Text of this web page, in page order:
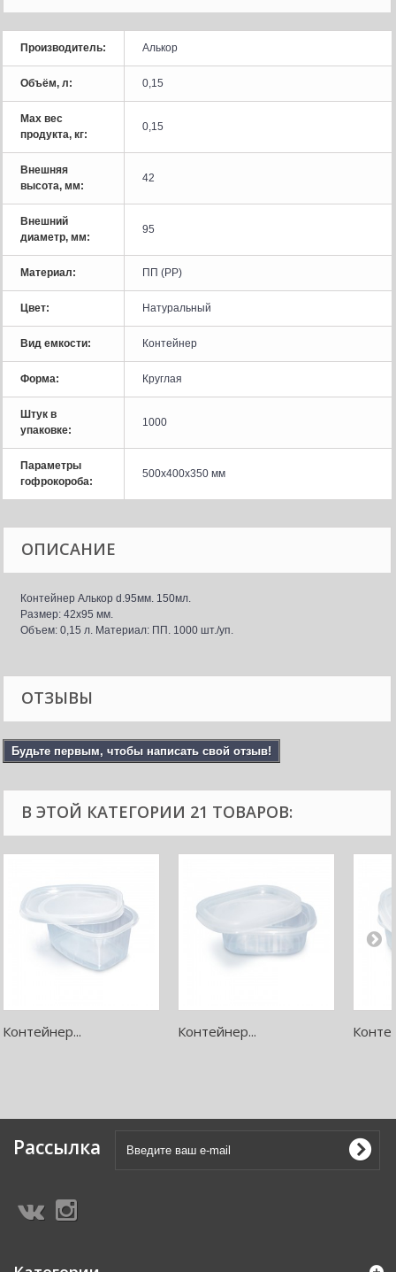
Производитель: Алькор
Объём, л: 0,15
Мах вес
продукта, кг:
0,15
Внешняя
высота, мм:
42
Внешний
диаметр, мм:
95
Материал: ПП (PP)
Цвет: Натуральный
Вид емкости: Контейнер
Форма: Круглая
Штук в
упаковке:
1000
Параметры
гофрокороба:
500x400x350 мм
ОПИСАНИЕ
Контейнер Алькор d.95мм. 150мл.
Размер: 42x95 мм.
Объем: 0,15 л. Материал: ПП. 1000 шт./уп.
ОТЗЫВЫ
Будьте первым, чтобы написать свой отзыв!
В ЭТОЙ КАТЕГОРИИ 21 ТОВАРОВ:
Контейнер... Контейнер...
Рассылка